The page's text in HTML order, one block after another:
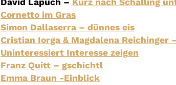
David Lapuch – Kurz nach Schalling
Cornetto im Gras
Simon Dallaserra – dünnes eis
Cristian Iorga & Magdalena Reichinger
Uninteressiert Interesse zeigen
Franz Quitt – gschichtl
Emma Braun -Einblick